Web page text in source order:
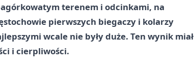
terenem i odcinkami, na
pierwszych biegaczy i kolarzy
wcale nie były duże. Ten wynik miał
i cierpliwości.